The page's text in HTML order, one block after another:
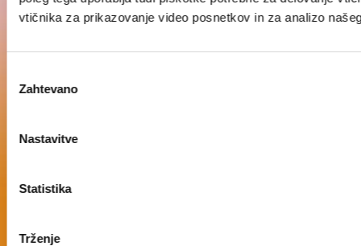
vtičnika za prikazovanje video posnetkov in za analizo
soglasja
Zahtevano
Nastavitve
Statistika
Trženje